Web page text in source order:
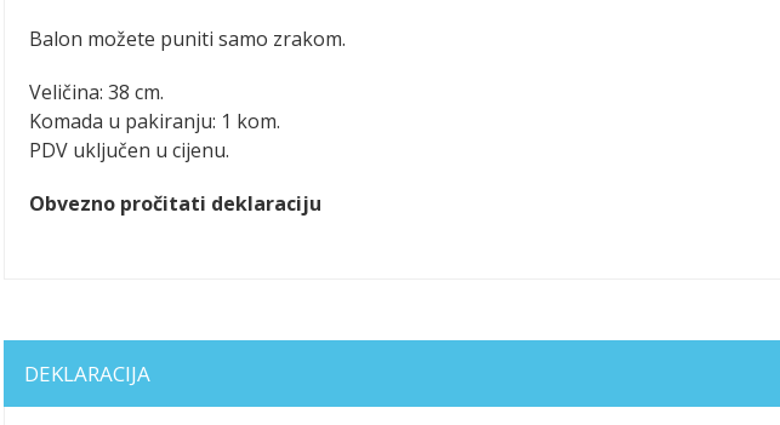
Balon možete puniti samo zrakom.
Veličina: 38 cm.
Komada u pakiranju: 1 kom.
PDV uključen u cijenu.
Obvezno pročitati deklaraciju
DEKLARACIJA